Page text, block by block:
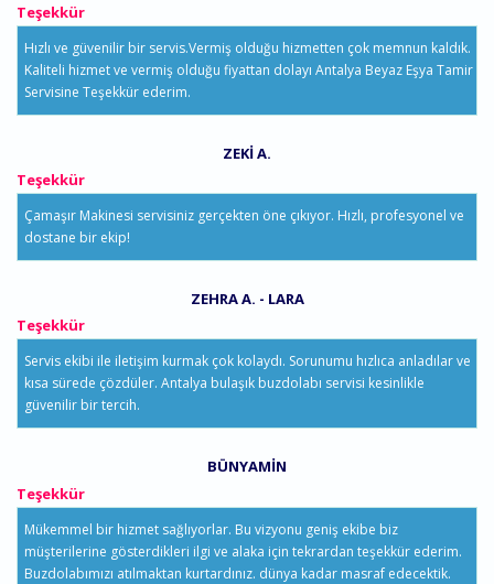
Teşekkür
Hızlı ve güvenilir bir servis.Vermiş olduğu hizmetten çok memnun kaldık.
Kaliteli hizmet ve vermiş olduğu fiyattan dolayı Antalya Beyaz Eşya Tamir
Servisine Teşekkür ederim.
ZEKI A.
Teşekkür
Çamaşır Makinesi servisiniz gerçekten öne çıkıyor. Hızlı, profesyonel ve
dostane bir ekip!
ZEHRA A. - LARA
Teşekkür
Servis ekibi ile iletişim kurmak çok kolaydı. Sorunumu hızlıca anladılar ve
kısa sürede çözdüler. Antalya bulaşık buzdolabı servisi kesinlikle
güvenilir bir tercih.
BÜNYAMIN
Teşekkür
Mükemmel bir hizmet sağlıyorlar. Bu vizyonu geniş ekibe biz
müşterilerine gösterdikleri ilgi ve alaka için tekrardan teşekkür ederim.
Buzdolabımızı atılmaktan kurtardınız. dünya kadar masraf edecektik.